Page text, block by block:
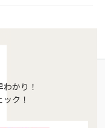
かり！
ク！